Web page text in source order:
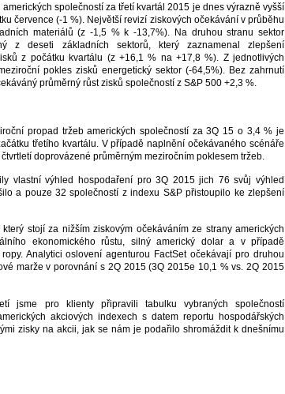
společností za třetí kvartál 2015 je dnes výrazně vyšší
července (-1 %). Největší revizí ziskových očekávání v průběhu
materiálů (z -1,5 % k -13,7%). Na druhou stranu sektor
z deseti základních sektorů, který zaznamenal zlepšení
z počátku kvartálu (z +16,1 % na +17,8 %). Z jednotlivých
pokles zisků energetický sektor (-64,5%). Bez zahrnutí
průměrný růst zisků společností z S&P 500 +2,3 %.
propad tržeb amerických společností za 3Q 15 o 3,4 % je
třetího kvartálu. V případě naplnění očekávaného scénáře
doprovázené průměrným meziročním poklesem tržeb.
vlastní výhled hospodaření pro 3Q 2015 jich 76 svůj výhled
a pouze 32 společností z indexu S&P přistoupilo ke zlepšení
stojí za nižším ziskovým očekáváním ze strany amerických
ekonomického růstu, silný americký dolar a v případě
Analytici oslovení agenturou FactSet očekávají pro druhou
marže v porovnání s 2Q 2015 (3Q 2015e 10,1 % vs. 2Q 2015
jsme pro klienty připravili tabulku vybraných společností
akciových indexech s datem reportu hospodářských
zisky na akcii, jak se nám je podařilo shromáždit k dnešnímu